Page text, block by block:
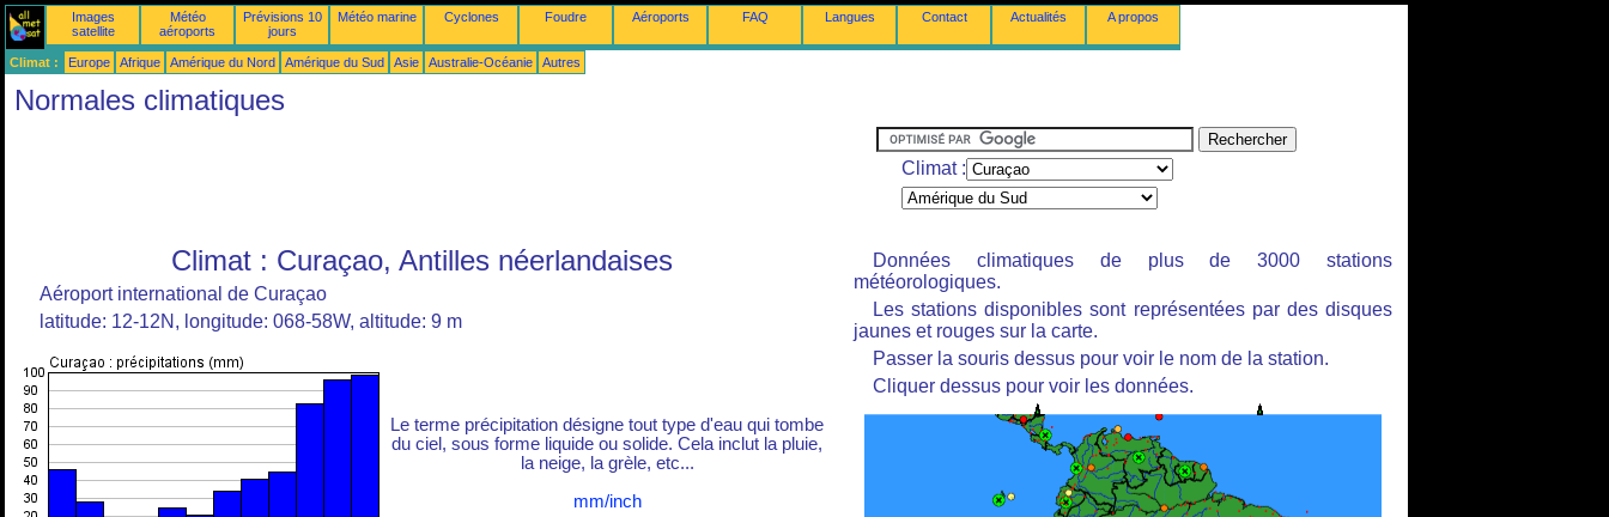
Images
satellite
Météo
aéroports
Prévisions 10
jours
Météo marine Cyclones Foudre Aéroports FAQ Langues Contact Actualités A propos
Climat : Europe Afrique Amérique du Nord Amérique du Sud Asie Australie-Océanie Autres
Normales climatiques
Climat :
Climat : Curaçao, Antilles néerlandaises
Aéroport international de Curaçao
latitude: 12-12N, longitude: 068-58W, altitude: 9 m
Le terme précipitation désigne tout type d'eau qui tombe
du ciel, sous forme liquide ou solide. Cela inclut la pluie,
la neige, la grèle, etc...
mm/inch
Données climatiques de plus de 3000 stations
météorologiques.
Les stations disponibles sont représentées par des disques
jaunes et rouges sur la carte.
Passer la souris dessus pour voir le nom de la station.
Cliquer dessus pour voir les données.